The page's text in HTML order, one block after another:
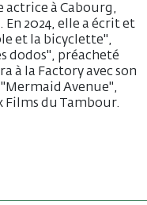
à Cabourg,
2024, elle a écrit et
et la bicyclette",
dodos", préacheté
à la Factory avec son
Avenue",
Films du Tambour.